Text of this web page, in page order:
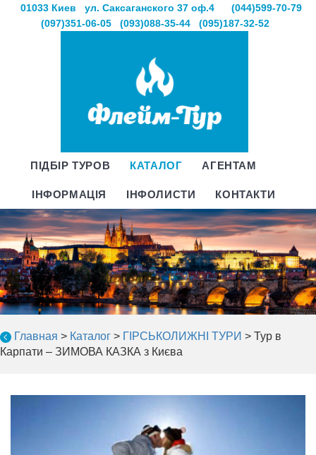
01033 Киев ул. Саксаганского 37 оф.4
(044)599-70-79
(097)351-06-05
(093)088-35-44 (095)187-32-52
ПІДБІР ТУРОВ КАТАЛОГ АГЕНТАМ
ІНФОРМАЦІЯ ІНФОЛИСТИ КОНТАКТИ
Главная > Каталог > ГІРСЬКОЛИЖНІ ТУРИ > Тур в
Карпати – ЗИМОВА КАЗКА з Києва